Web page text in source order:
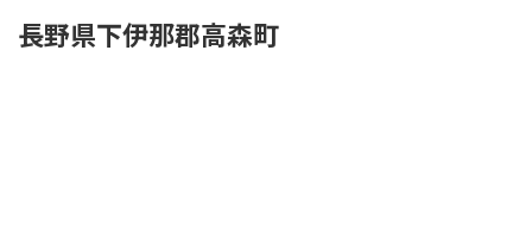
長野県下伊那郡高森町